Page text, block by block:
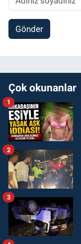
Gönder
Çok okunanlar
1
2
3